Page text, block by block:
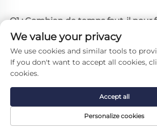
Q1 : Combien de temps faut-il pour
fois la commande passée ? A1 : Le
production standard est d'environ
A2 : Oui. Comme vous le savez,
fournisseur professionnel OEM et
pouvez nous fournir votre schéma
ou nous exposer votre idée. Vos
être concrétisées rapidement par
We value your privacy
We use cookies and similar tools to
If you don't want to accept all cookies,
cookies.
Personalize cookies
Accept all